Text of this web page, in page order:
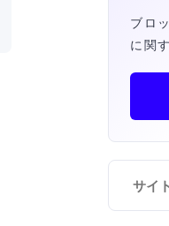
ブロ
に関